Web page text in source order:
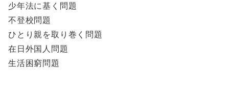
少年法に基く問題
不登校問題
ひとり親を取り巻く問題
在日外国人問題
生活困窮問題